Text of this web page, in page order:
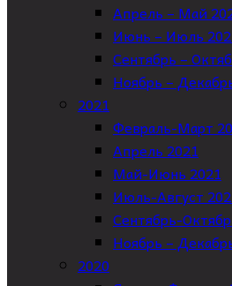
Апрель – Май
Июнь – Июль
Сентябрь –
Ноябрь –
2021
Февраль-Март
Апрель 2021
Май-Июнь 2021
Июль-Август
Сентябрь-
Ноябрь –
2020